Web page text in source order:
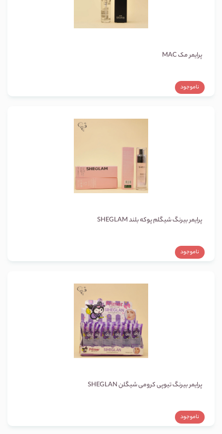
پرایمر مک MAC
ناموجود
پرایمر بیرنگ شیگلم پوکه بلند SHEGLAM
ناموجود
پرایمر بیرنگ تیوپی کرومی شیگلن SHEGLAN
ناموجود